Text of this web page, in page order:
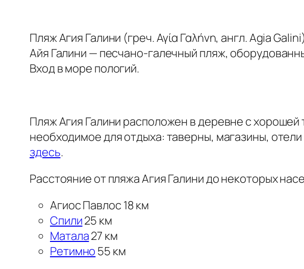
Пляж Агия Галини (греч. Αγία Γαλήνη, англ. Agia
Айя Галини — песчано-галечный пляж,
Вход в море пологий.
Пляж Агия Галини расположен в деревне с
необходимое для отдыха: таверны, магазины,
здесь.
Расстояние от пляжа Агия Галини до некоторых
Агиос Павлос 18 км
Спили25 км
Матала27 км
Ретимно 55 км